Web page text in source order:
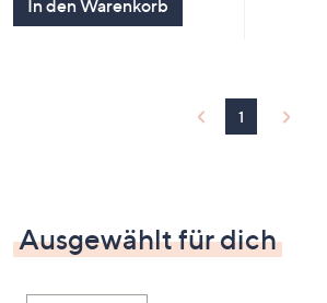
In den Warenkorb
1
Ausgewählt für dich